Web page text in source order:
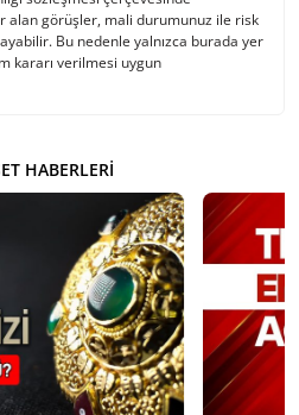
alan görüşler, mali durumunuz ile risk
Bu nedenle yalnızca burada yer
kararı verilmesi uygun
HABERLERI